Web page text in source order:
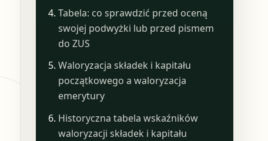
Tabela: co sprawdzić przed oceną
swojej podwyżki lub przed pismem
do ZUS
Waloryzacja składek i kapitału
początkowego a waloryzacja
emerytury
Historyczna tabela wskaźników
waloryzacji składek i kapitału